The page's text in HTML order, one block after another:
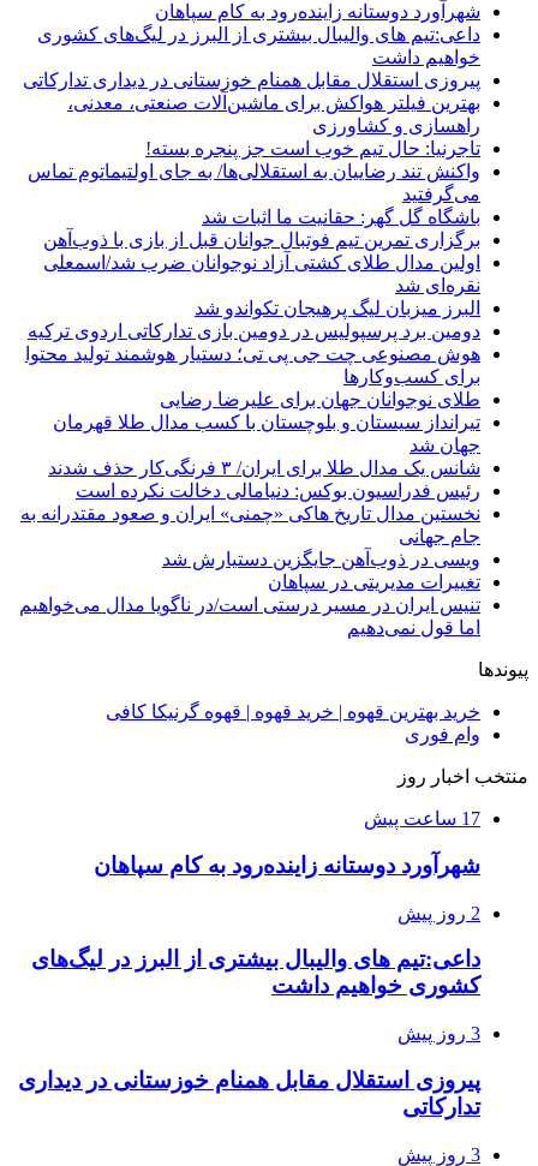
شهرآورد دوستانه زاینده‌رود به کام سپاهان
داعی:تیم های والیبال بیشتری از البرز در لیگ‌های کشوری
خواهیم داشت
پیروزی استقلال مقابل همنام خوزستانی در دیداری تدارکاتی
بهترین فیلتر هواکش برای ماشین‌آلات صنعتی، معدنی،
راهسازی و کشاورزی
تاجرنیا: حال تیم خوب است جز پنجره بسته!
واکنش تند رضاییان به استقلالی‌ها/ به جای اولتیماتوم تماس
می‌گرفتید
باشگاه گل گهر: حقانیت ما اثبات شد
برگزاری تمرین تیم فوتبال جوانان قبل از بازی با ذوب‌آهن
اولین مدال طلای کشتی آزاد نوجوانان ضرب شد/اسمعلی
نقره‌ای شد
البرز میزبان لیگ پرهیجان تکواندو شد
دومین برد پرسپولیس در دومین بازی تدارکاتی اردوی ترکیه
هوش مصنوعی چت جی پی تی؛ دستیار هوشمند تولید محتوا
برای کسب‌وکارها
طلای نوجوانان جهان برای علیرضا رضایی
تیرانداز سیستان و بلوچستان با کسب مدال طلا قهرمان
جهان شد
شانس یک مدال طلا برای ایران/ ۳ فرنگی‌کار حذف شدند
رئیس فدراسیون بوکس: دنیامالی دخالت نکرده است
نخستین مدال تاریخ هاکی «چمنی» ایران و صعود مقتدرانه به
جام جهانی
ویسی در ذوب‌آهن جایگزین دستیارش شد
تغییرات مدیریتی در سپاهان
تنیس ایران در مسیر درستی است/در ناگویا مدال می‌خواهیم
اما قول نمی‌دهیم
پیوندها
خرید بهترین قهوه | خرید قهوه | قهوه گرنیکا کافی
وام فوری
منتخب اخبار روز
17 ساعت پیش
شهرآورد دوستانه زاینده‌رود به کام سپاهان
2 روز پیش
داعی:تیم های والیبال بیشتری از البرز در لیگ‌های
کشوری خواهیم داشت
3 روز پیش
پیروزی استقلال مقابل همنام خوزستانی در دیداری
تدارکاتی
3 روز پیش